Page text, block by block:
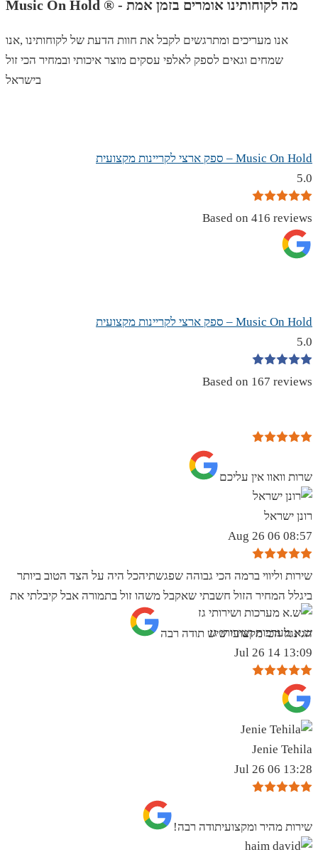
Music On Hold ® - מה לקוחותינו אומרים בזמן אמת
אנו מעריכים ומתרגשים לקבל את חוות הדעת של לקוחותינו ,אנו
שמחים וגאים לספק לאלפי עסקים מוצר איכותי ובמחיר הכי זול
בישראל
Music On Hold – ספק ארצי לקריינות מקצועית
5.0
Based on 416 reviews
Music On Hold – ספק ארצי לקריינות מקצועית
5.0
Based on 167 reviews
שרות וואוו אין עליכם
רונן ישראל
08:57 06 Aug 26
שירות וליווי ברמה הכי גבוהה שפגשתיהכל היה על הצד הטוב ביותר
ביגלל המחיר הזול חשבתי שאקבל משהו זול בתמורה אבל קיבלתי את
הגינגל הכי מקצועי שיש תודה רבה
ש.א מערכות ושירותי גז
13:09 14 Jul 26
Jenie Tehila
13:28 06 Jul 26
שירות מהיר ומקצועיתודה רבה!